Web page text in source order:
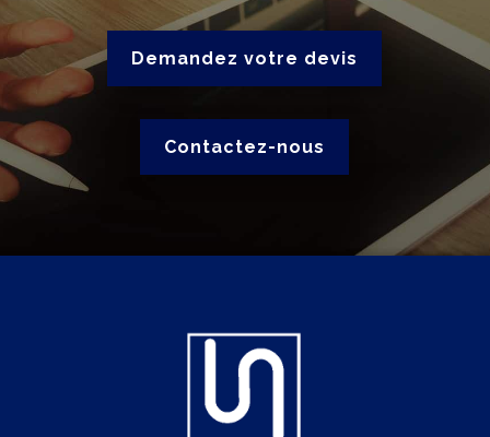
Demandez votre devis
Contactez-nous